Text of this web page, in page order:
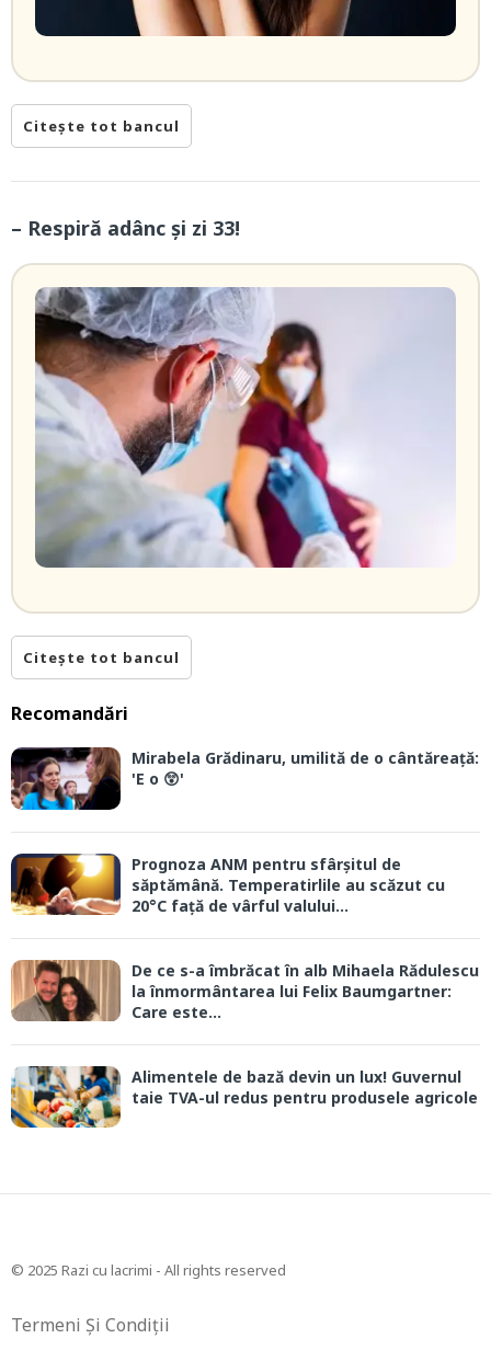
Citește tot bancul
– Respiră adânc și zi 33!
Citește tot bancul
Recomandări
Mirabela Grădinaru, umilită de o cântăreață:
'E o 😲'
Prognoza ANM pentru sfârșitul de
săptămână. Temperatirlile au scăzut cu
20°C față de vârful valului...
De ce s-a îmbrăcat în alb Mihaela Rădulescu
la înmormântarea lui Felix Baumgartner:
Care este...
Alimentele de bază devin un lux! Guvernul
taie TVA-ul redus pentru produsele agricole
© 2025 Razi cu lacrimi - All rights reserved
Termeni Și Condiții